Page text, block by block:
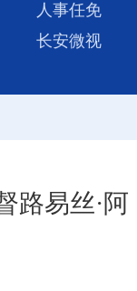
人事任免
长安微视
路易丝·阿